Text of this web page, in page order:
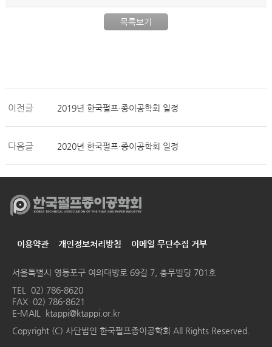
목록보기
이전글 2019년 한국펄프·종이공학회 일정
다음글 2020년 한국펄프·종이공학회 일정
이용약관 개인정보처리방침 이메일 무단수집 거부
서울특별시 영등포구 여의대방로 69길 7, 충무빌딩 701호
TEL 02) 786-8620
FAX 02) 786-8621
E-MAIL
ktappi@ktappi.or.kr
Copyright (C) 사단법인 한국펄프종이공학회 All Rights Reserved.